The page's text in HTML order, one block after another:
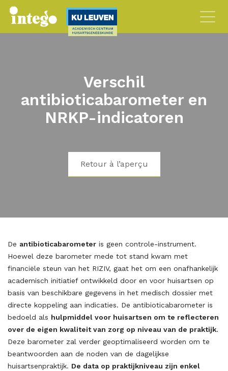
Verschil
antibioticabarometer en
NRKP-indicatoren
Retour à l’aperçu
De antibioticabarometer is geen controle-instrument.
Hoewel deze barometer mede tot stand kwam met
financiële steun van het RIZIV, gaat het om een onafhankelijk
academisch initiatief ontwikkeld door en voor huisartsen op
basis van beschikbare gegevens in het medisch dossier met
directe koppeling aan indicaties. De antibioticabarometer is
bedoeld als hulpmiddel voor huisartsen om te reflecteren
over de eigen kwaliteit van zorg op niveau van de praktijk.
Deze barometer zal verder geoptimaliseerd worden om te
beantwoorden aan de noden van de dagelijkse
huisartsenpraktijk. De data op praktijkniveau zijn enkel